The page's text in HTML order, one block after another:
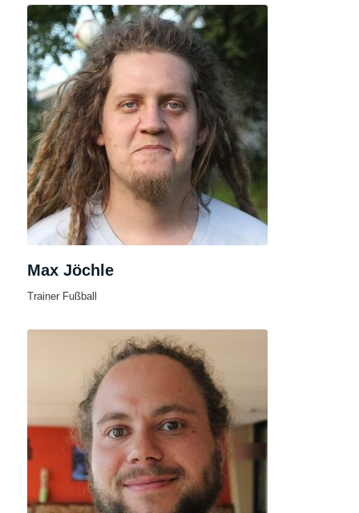
Max Jöchle
Trainer Fußball